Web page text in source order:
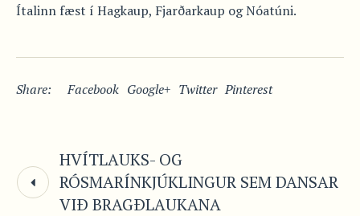
Ítalinn fæst í Hagkaup, Fjarðarkaup og Nóatúni.
Share: Facebook Google+ Twitter Pinterest
HVÍTLAUKS- OG
RÓSMARÍNKJÚKLINGUR SEM DANSAR
VIÐ BRAGÐLAUKANA